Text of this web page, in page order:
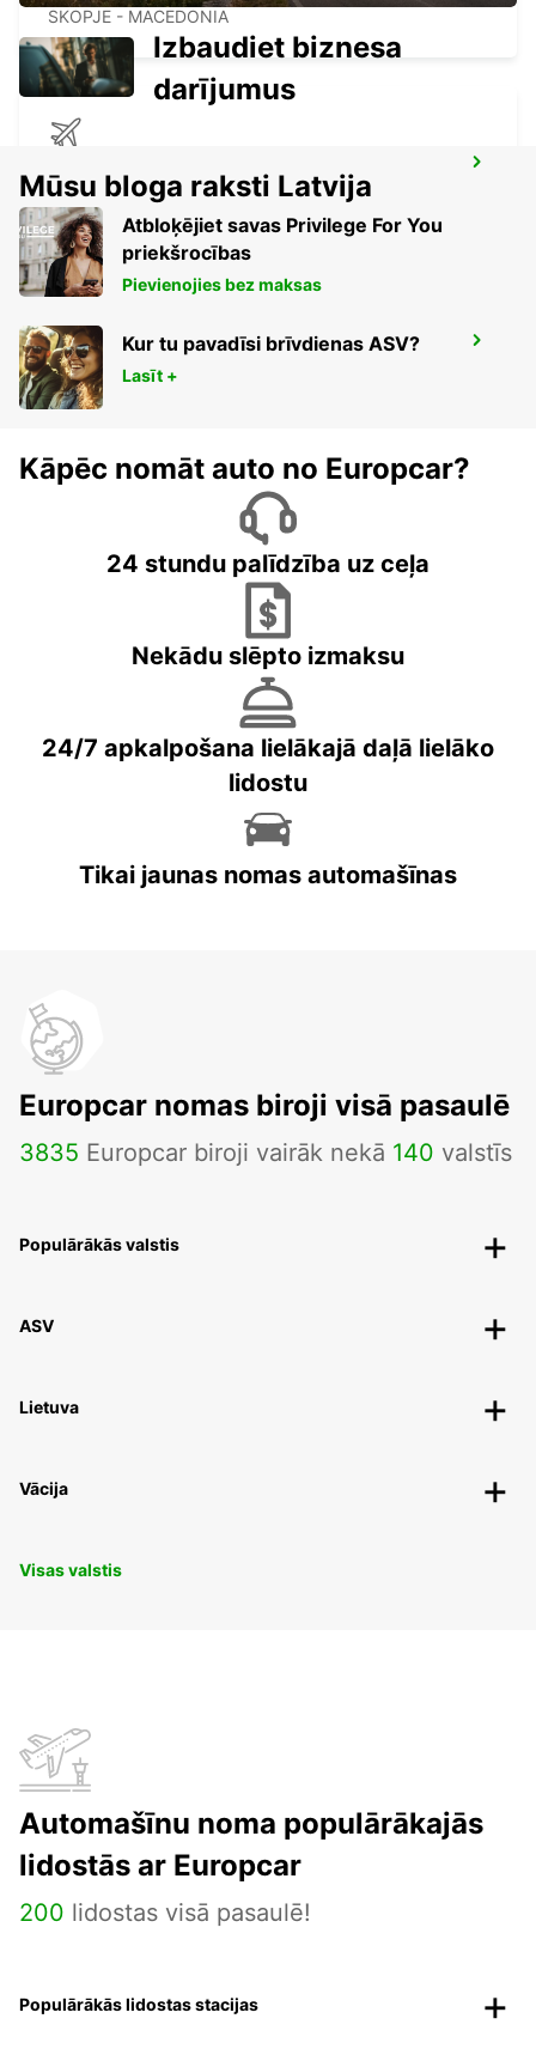
SKOPJE - MACEDONIA
SKOPJE INTERNATIONAL AIRPORT
SKOPJE - MACEDONIA
IOANNINA AIRPORT
EXOHI IOANNINA - GREECE
Izbaudiet biznesa
darījumus
Mūsu bloga raksti Latvija
Atbloķējiet savas Privilege For You
priekšrocības
Pievienojies bez maksas
Kur tu pavadīsi brīvdienas ASV?
Lasīt +
Kāpēc nomāt auto no Europcar?
24 stundu palīdzība uz ceļa
Nekādu slēpto izmaksu
24/7 apkalpošana lielākajā daļā lielāko
lidostu
Tikai jaunas nomas automašīnas
Europcar nomas biroji visā pasaulē
3835 Europcar biroji vairāk nekā 140 valstīs
Populārākās valstis
ASV
Lietuva
Vācija
Visas valstis
Automašīnu noma populārākajās
lidostās ar Europcar
200 lidostas visā pasaulē!
Populārākās lidostas stacijas